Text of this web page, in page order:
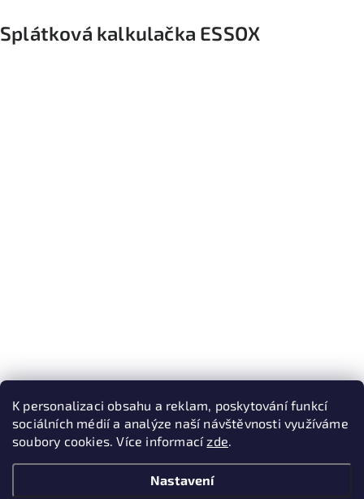
K personalizaci obsahu a reklam, poskytování funkcí
sociálních médií a analýze naší návštěvnosti využíváme
soubory cookies. Více informacízde.
Nastavení
Splátková kalkulačka ESSOX